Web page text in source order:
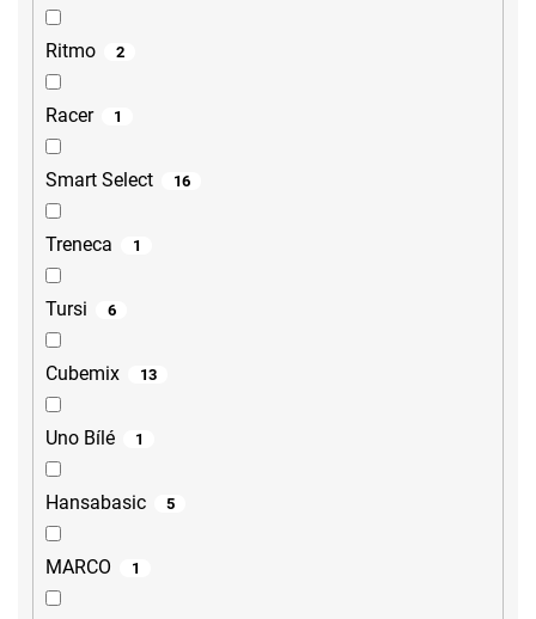
Ritmo 2
Racer 1
Smart Select 16
Treneca 1
Tursi 6
Cubemix 13
Uno Bílé 1
Hansabasic 5
MARCO 1